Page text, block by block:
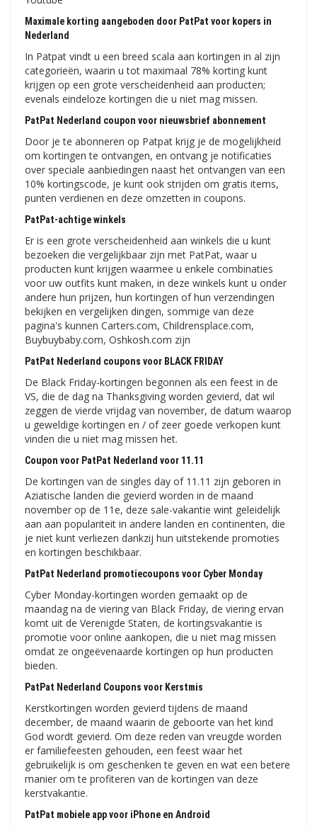
Maximale korting aangeboden door PatPat voor kopers in
Nederland
In Patpat vindt u een breed scala aan kortingen in al zijn
categorieën, waarin u tot maximaal 78% korting kunt
krijgen op een grote verscheidenheid aan producten;
evenals eindeloze kortingen die u niet mag missen.
PatPat Nederland coupon voor nieuwsbrief abonnement
Door je te abonneren op Patpat krijg je de mogelijkheid
om kortingen te ontvangen, en ontvang je notificaties
over speciale aanbiedingen naast het ontvangen van een
10% kortingscode, je kunt ook strijden om gratis items,
punten verdienen en deze omzetten in coupons.
PatPat-achtige winkels
Er is een grote verscheidenheid aan winkels die u kunt
bezoeken die vergelijkbaar zijn met PatPat, waar u
producten kunt krijgen waarmee u enkele combinaties
voor uw outfits kunt maken, in deze winkels kunt u onder
andere hun prijzen, hun kortingen of hun verzendingen
bekijken en vergelijken dingen, sommige van deze
pagina's kunnen Carters.com, Childrensplace.com,
Buybuybaby.com, Oshkosh.com zijn
PatPat Nederland coupons voor BLACK FRIDAY
De Black Friday-kortingen begonnen als een feest in de
VS, die de dag na Thanksgiving worden gevierd, dat wil
zeggen de vierde vrijdag van november, de datum waarop
u geweldige kortingen en / of zeer goede verkopen kunt
vinden die u niet mag missen het.
Coupon voor PatPat Nederland voor 11.11
De kortingen van de singles day of 11.11 zijn geboren in
Aziatische landen die gevierd worden in de maand
november op de 11e, deze sale-vakantie wint geleidelijk
aan aan populariteit in andere landen en continenten, die
je niet kunt verliezen dankzij hun uitstekende promoties
en kortingen beschikbaar.
PatPat Nederland promotiecoupons voor Cyber ​​​​Monday
Cyber ​​Monday-kortingen worden gemaakt op de
maandag na de viering van Black Friday, de viering ervan
komt uit de Verenigde Staten, de kortingsvakantie is
promotie voor online aankopen, die u niet mag missen
omdat ze ongeëvenaarde kortingen op hun producten
bieden.
PatPat Nederland Coupons voor Kerstmis
Kerstkortingen worden gevierd tijdens de maand
december, de maand waarin de geboorte van het kind
God wordt gevierd. Om deze reden van vreugde worden
er familiefeesten gehouden, een feest waar het
gebruikelijk is om geschenken te geven en wat een betere
manier om te profiteren van de kortingen van deze
kerstvakantie.
PatPat mobiele app voor iPhone en Android